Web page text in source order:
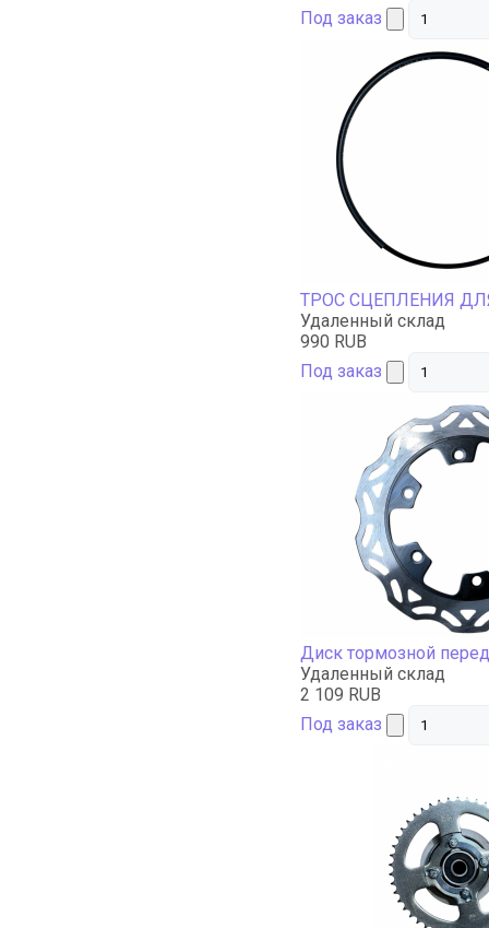
Под заказ
ТРОС СЦЕПЛЕНИЯ ДЛЯ
Удаленный склад
990 RUB
Под заказ
Диск тормозной
Удаленный склад
2 109 RUB
Под заказ